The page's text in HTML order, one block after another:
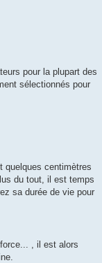
pour la plupart des
sélectionnés pour
quelques centimètres
du tout, il est temps
sa durée de vie pour
, il est alors